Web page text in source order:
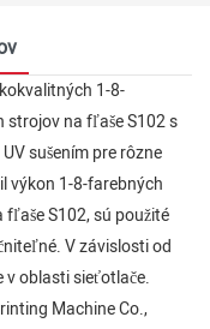
1-8-
na fľaše S102 s
sušením pre rôzne
výkon 1-8-farebných
S102, sú použité
V závislosti od
v oblasti sieťotlače.
Machine Co.,